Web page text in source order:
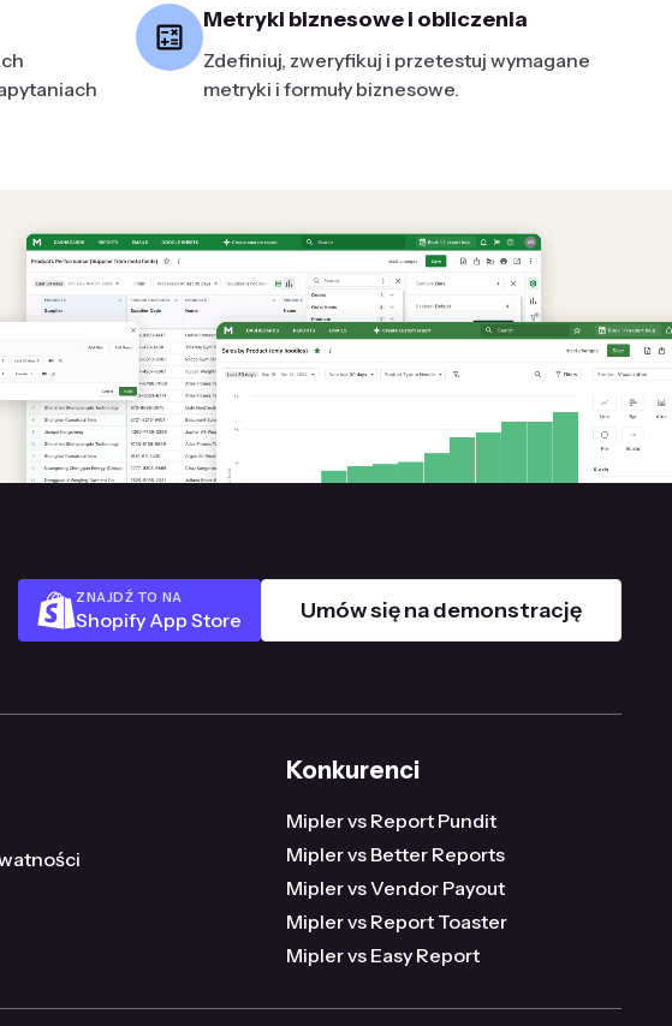
Metryki biznesowe i obliczenia
Zdefiniuj, zweryfikuj i przetestuj wymagane
metryki i formuły biznesowe.
ZNAJDŹ TO NA
Shopify App Store Umów się na demonstrację
Konkurenci
Mipler vs Report Pundit
Mipler vs Better Reports
Mipler vs Vendor Payout
Mipler vs Report Toaster
Mipler vs Easy Report